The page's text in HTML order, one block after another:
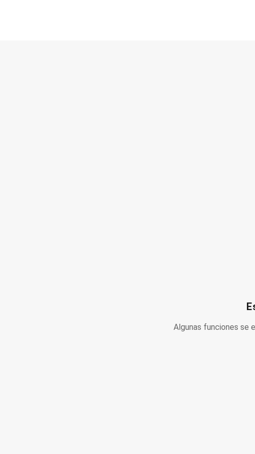
Algunas funciones se